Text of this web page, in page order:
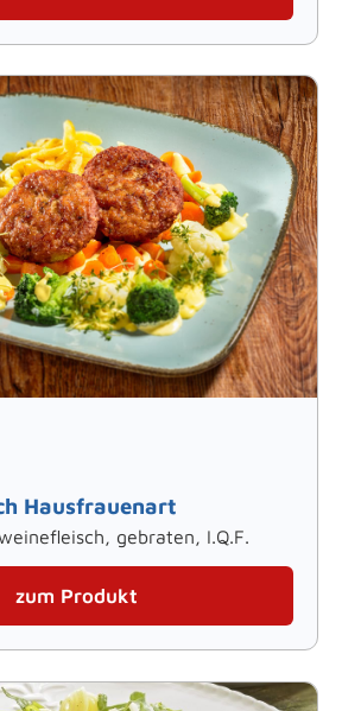
Hausfrauenart
gebraten, I.Q.F.
zum Produkt